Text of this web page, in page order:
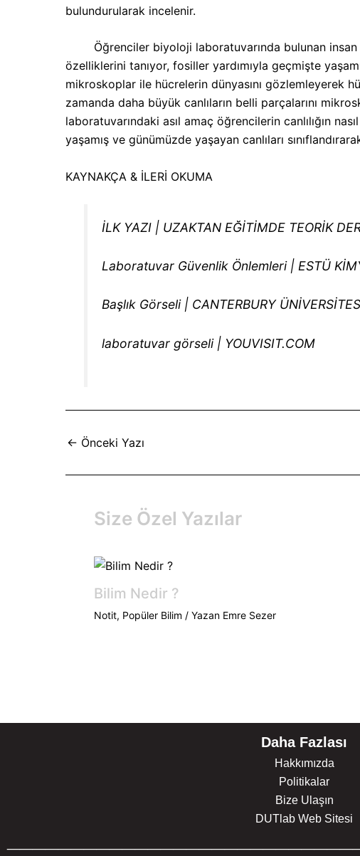
bulundurularak incelenir.
Öğrenciler biyoloji laboratuvarında bulunan insan
özelliklerini tanıyor, fosiller yardımıyla geçmişte
mikroskoplar ile hücrelerin dünyasını gözlemleyerek
zamanda daha büyük canlıların belli parçalarını
laboratuvarındaki asıl amaç öğrencilerin canlılığın
yaşamış ve günümüzde yaşayan canlıları
KAYNAKÇA & İLERİ OKUMA
İLK YAZI | UZAKTAN EĞİTİMDE TEORİK
Laboratuvar Güvenlik Önlemleri | ESTÜ
Başlık Görseli | CANTERBURY
laboratuvar görseli | YOUVISIT.COM
← Önceki Yazı
Size Özel Yazılar
Bilim Nedir ?
Notit, Popüler Bilim / Yazan Emre Sezer
Daha Fazlası
Hakkımızda
Politikalar
Bize Ulaşın
DUTlab Web Sitesi